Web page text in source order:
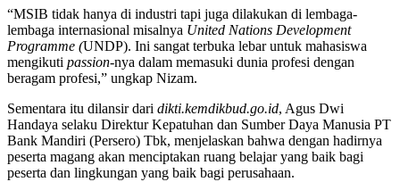
“MSIB tidak hanya di industri tapi juga dilakukan di lembaga-
lembaga internasional misalnya United Nations Development
Programme (UNDP). Ini sangat terbuka lebar untuk mahasiswa
mengikuti passion-nya dalam memasuki dunia profesi dengan
beragam profesi,” ungkap Nizam.
Sementara itu dilansir dari dikti.kemdikbud.go.id, Agus Dwi
Handaya selaku Direktur Kepatuhan dan Sumber Daya Manusia PT
Bank Mandiri (Persero) Tbk, menjelaskan bahwa dengan hadirnya
peserta magang akan menciptakan ruang belajar yang baik bagi
peserta dan lingkungan yang baik bagi perusahaan.